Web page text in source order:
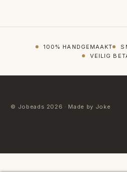
100% HANDGEMAAKT
VEILIG
© Jobeads 2026 · Made by Joke